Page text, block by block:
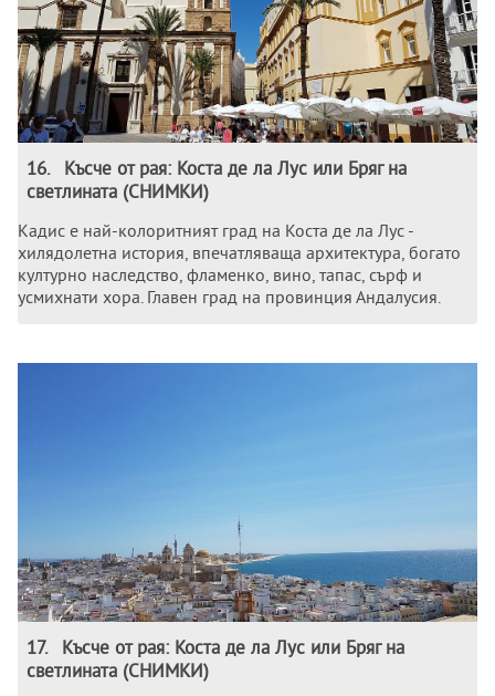
16.
Късче от рая: Коста де ла Лус или Бряг на
светлината (СНИМКИ)
Кадис е най-колоритният град на Коста де ла Лус -
хилядолетна история, впечатляваща архитектура, богато
културно наследство, фламенко, вино, тапас, сърф и
усмихнати хора. Главен град на провинция Андалусия.
17.
Късче от рая: Коста де ла Лус или Бряг на
светлината (СНИМКИ)